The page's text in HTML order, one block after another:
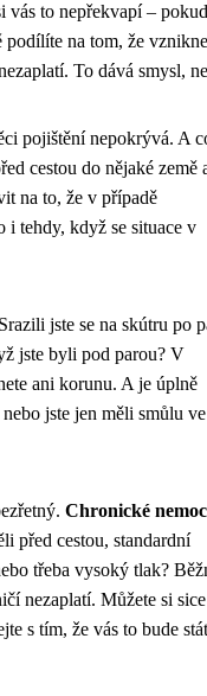
vás to nepřekvapí –
podílíte na tom, že vznikne
To dává smysl,
pojištění nepokrývá. A
cestou do nějaké země
na to, že v případě
i tehdy, když se situace v
jste se na skútru po
jste byli pod parou? V
ani korunu. A je úplně
jste jen měli smůlu ve
Chronické
před cestou, standardní
třeba vysoký tlak?
nezaplatí. Můžete si sice
s tím, že vás to bude stát